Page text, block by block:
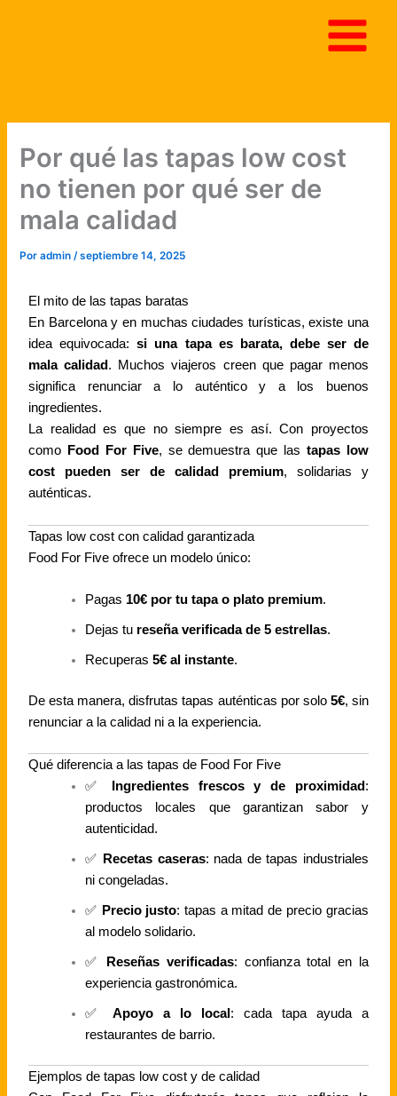
Por qué las tapas low cost
no tienen por qué ser de
mala calidad
Poradmin/septiembre 14, 2025
El mito de las tapas baratas
En Barcelona y en muchas ciudades turísticas, existe una
idea equivocada:si una tapa es barata, debe ser de
mala calidad. Muchos viajeros creen que pagar menos
significa renunciar a lo auténtico y a los buenos
ingredientes.
La realidad es que no siempre es así. Con proyectos
como
Food For Five, se demuestra que las tapas low
cost pueden ser de calidad premium, solidarias y
auténticas.
Tapas low cost con calidad garantizada
Food For Five ofrece un modelo único:
Pagas 10€ por tu tapa o plato premium.
Dejas tu reseña verificada de 5 estrellas.
Recuperas5€ al instante.
De esta manera, disfrutas tapas auténticas por solo 5€, sin
renunciar a la calidad ni a la experiencia.
Qué diferencia a las tapas de Food For Five
✅
Ingredientes frescos y de proximidad :
productos locales que garantizan sabor y
autenticidad.
✅ Recetas caseras: nada de tapas industriales
ni congeladas.
✅ Precio justo: tapas a mitad de precio gracias
al modelo solidario.
✅ Reseñas verificadas: confianza total en la
experiencia gastronómica.
✅Apoyo a lo local : cada tapa ayuda a
restaurantes de barrio.
Ejemplos de tapas low cost y de calidad